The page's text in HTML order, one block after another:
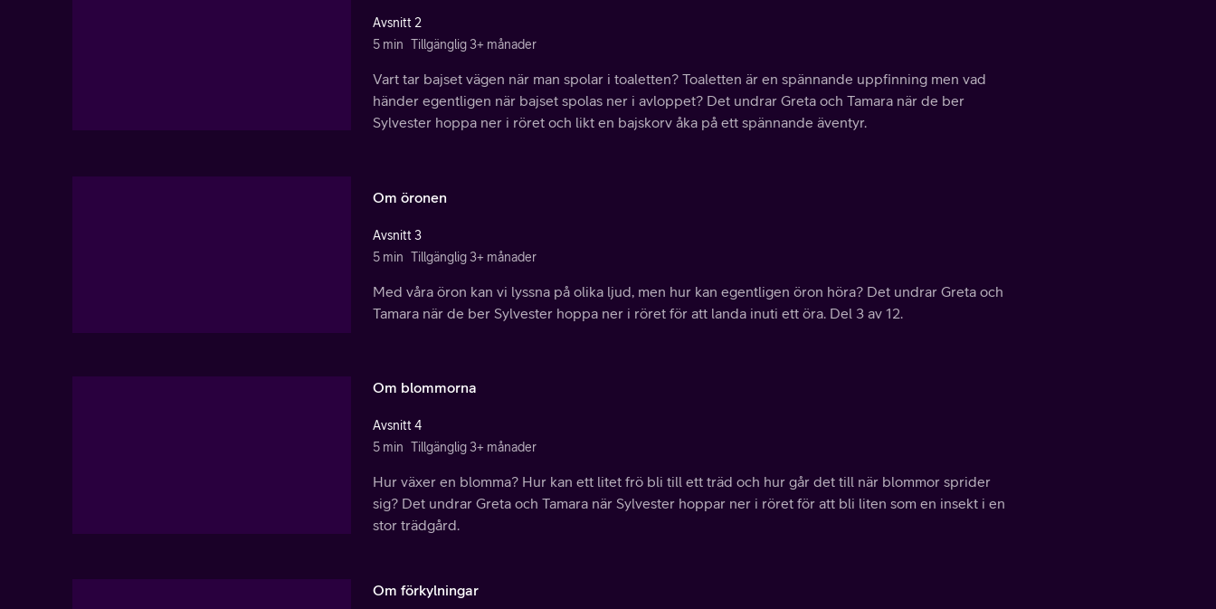
Avsnitt 2
5 min Tillgänglig 3+ månader
Vart tar bajset vägen när man spolar i toaletten? Toaletten är en spännande uppfinning men vad
händer egentligen när bajset spolas ner i avloppet? Det undrar Greta och Tamara när de ber
Sylvester hoppa ner i röret och likt en bajskorv åka på ett spännande äventyr.
Om öronen
Avsnitt 3
5 min Tillgänglig 3+ månader
Med våra öron kan vi lyssna på olika ljud, men hur kan egentligen öron höra? Det undrar Greta och
Tamara när de ber Sylvester hoppa ner i röret för att landa inuti ett öra. Del 3 av 12.
Om blommorna
Avsnitt 4
5 min Tillgänglig 3+ månader
Hur växer en blomma? Hur kan ett litet frö bli till ett träd och hur går det till när blommor sprider
sig? Det undrar Greta och Tamara när Sylvester hoppar ner i röret för att bli liten som en insekt i en
stor trädgård.
Om förkylningar